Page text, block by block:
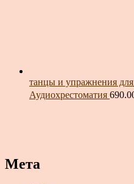
танцы и упражнения для
Аудиохрестоматия
Мета